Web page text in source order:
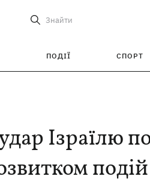
Знайти
ПОДІЇ СПОРТ
Ізраїлю
подій